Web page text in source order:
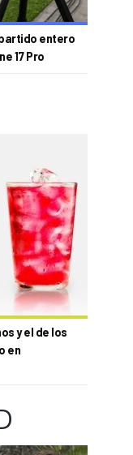
entero
17 Pro
y el de los
en